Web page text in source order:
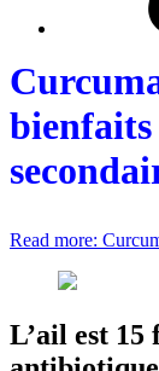
bienfaits
Read more:
L’ail est 15